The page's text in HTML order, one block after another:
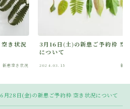
Follow Me
き状況
新患空き状況
3月16日(土)の新患ご予約枠 空
について
2024.03.15 新患
6月28日(金)の新患ご予約枠 空き状況について